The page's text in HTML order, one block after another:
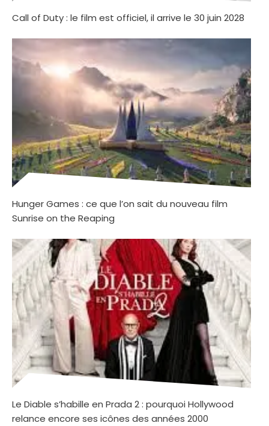
Call of Duty : le film est officiel, il arrive le 30 juin 2028
Hunger Games : ce que l’on sait du nouveau film
Sunrise on the Reaping
Le Diable s’habille en Prada 2 : pourquoi Hollywood
relance encore ses icônes des années 2000